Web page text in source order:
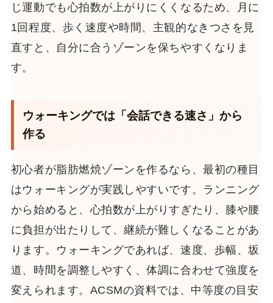
じ運動でも心拍数が上がりにくくなるため、月に
1回程度、歩く速度や時間、主観的なきつさを見
直すと、自分に合うゾーンを保ちやすくなりま
す。
ウォーキングでは「会話できる速さ」から
作る
初心者が脂肪燃焼ゾーンを作るなら、最初の種目
はウォーキングが実践しやすいです。ランニング
から始めると、心拍数が上がりすぎたり、膝や腰
に負担が出たりして、継続が難しくなることがあ
ります。ウォーキングであれば、速度、歩幅、坂
道、時間を調整しやすく、体調に合わせて強度を
変えられます。ACSMの資料では、中等度の目安